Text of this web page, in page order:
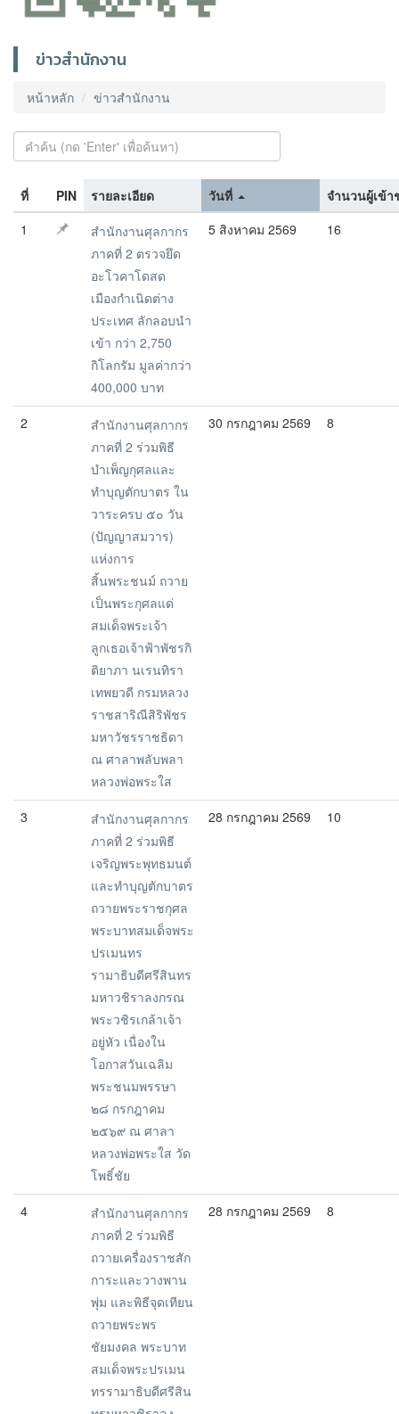
ข่าวสำนักงาน
หน้าหลัก ข่าวสำนักงาน
ที่ PIN รายละเอียด วันที่
จำนวนผู้เข้า
1
สำนักงานศุลกากร
ภาคที่ 2 ตรวจยึด
อะโวคาโดสด
เมืองกำเนิดต่าง
ประเทศ ลักลอบนำ
เข้า กว่า 2,750
กิโลกรัม มูลค่ากว่า
400,000 บาท
5 สิงหาคม 2569 16
2
สำนักงานศุลกากร
ภาคที่ 2 ร่วมพิธี
บำเพ็ญกุศลและ
ทำบุญตักบาตร ใน
วาระครบ ๕๐ วัน
(ปัญญาสมวาร)
แห่งการ
สิ้นพระชนม์ ถวาย
เป็นพระกุศลแด่
สมเด็จพระเจ้า
ลูกเธอเจ้าฟ้าพัชรกิ
ติยาภา นเรนทิรา
เทพยวดี กรมหลวง
ราชสาริณีสิริพัชร
มหาวัชรราชธิดา
ณ ศาลาพลับพลา
หลวงพ่อพระใส
30 กรกฎาคม 2569 8
3
สำนักงานศุลกากร
ภาคที่ 2 ร่วมพิธี
เจริญพระพุทธมนต์
และทำบุญตักบาตร
ถวายพระราชกุศล
พระบาทสมเด็จพระ
ปรเมนทร
รามาธิบดีศรีสินทร
มหาวชิราลงกรณ
พระวชิรเกล้าเจ้า
อยู่หัว เนื่องใน
โอกาสวันเฉลิม
พระชนมพรรษา
๒๘ กรกฎาคม
๒๕๖๙ ณ ศาลา
หลวงพ่อพระใส วัด
โพธิ์ชัย
28 กรกฎาคม 2569 10
4
สำนักงานศุลกากร
ภาคที่ 2 ร่วมพิธี
ถวายเครื่องราชสัก
การะและวางพาน
พุ่ม และพิธีจุดเทียน
ถวายพระพร
ชัยมงคล พระบาท
สมเด็จพระปรเมน
ทรรามาธิบดีศรีสิน
28 กรกฎาคม 2569 8